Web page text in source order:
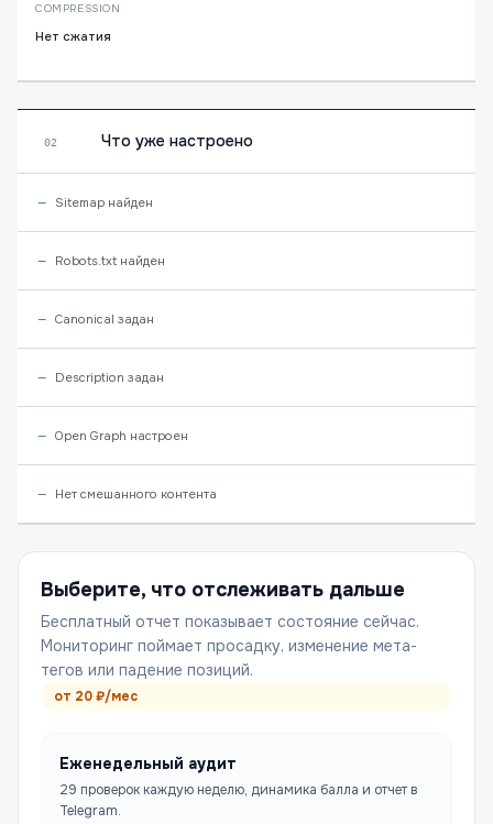
COMPRESSION
Нет сжатия
02 Что уже настроено
Sitemap найден
Robots.txt найден
Canonical задан
Description задан
Open Graph настроен
Нет смешанного контента
Выберите, что отслеживать дальше
Бесплатный отчет показывает состояние сейчас.
Мониторинг поймает просадку, изменение мета-
тегов или падение позиций.
от 20₽/мес
Еженедельный аудит
29 проверок каждую неделю, динамика балла и отчет в
Telegram.